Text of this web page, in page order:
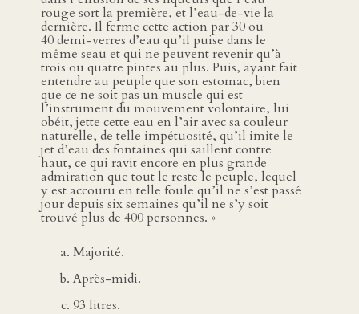
rouge sort la première, et l’eau-de-vie la
dernière. Il ferme cette action par 30 ou
40 demi-verres d’eau qu’il puise dans le
même seau et qui ne peuvent revenir qu’à
trois ou quatre pintes au plus. Puis, ayant fait
entendre au peuple que son estomac, bien
que ce ne soit pas un muscle qui est
l’instrument du mouvement volontaire, lui
obéit, jette cette eau en l’air avec sa couleur
naturelle, de telle impétuosité, qu’il imite le
jet d’eau des fontaines qui saillent contre
haut, ce qui ravit encore en plus grande
admiration que tout le reste le peuple, lequel
y est accouru en telle foule qu’il ne s’est passé
jour depuis six semaines qu’il ne s’y soit
trouvé plus de 400 personnes. »
Majorité.
Après-midi.
93 litres.